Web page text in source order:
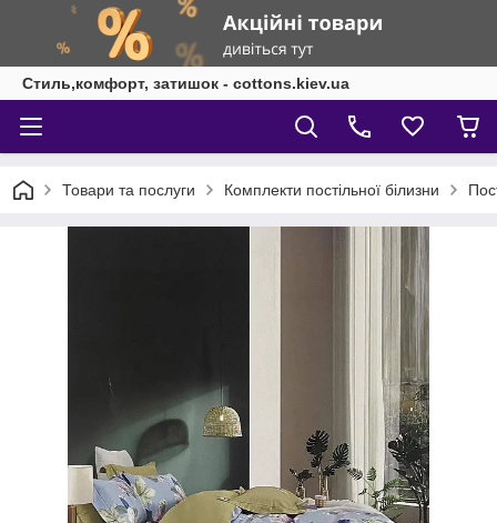
Стиль,комфорт, затишок - cottons.kiev.ua
Товари та послуги Комплекти постільної білизни